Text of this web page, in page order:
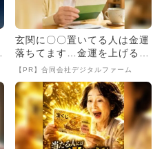
玄関に〇〇置いてる人は金運
落ちてます…金運を上げる方
法とは
【PR】合同会社デジタルファーム